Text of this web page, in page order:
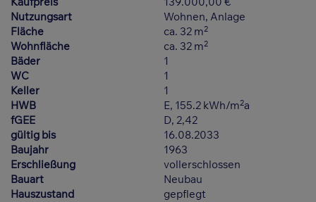
Nutzungsart
Wohnen Anlage
Fläche
ca. 32 m2
Wohnfläche ca. 32 m2
Bäder
1
WC
1
Keller
1
HWB
E, 155.2 kWh/m2a
fGEE
D, 2,42
gültig bis
16.08.2033
Baujahr
1963
Erschließung
vollerschlossen
Bauart
Neubau
Hauszustand
gepflegt